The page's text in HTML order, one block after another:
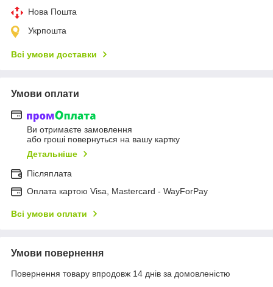
Нова Пошта
Укрпошта
Всі умови доставки
Умови оплати
Ви отримаєте замовлення
або гроші повернуться на вашу картку
Детальніше
Післяплата
Оплата картою Visa, Mastercard - WayForPay
Всі умови оплати
Умови повернення
Повернення товару впродовж 14 днів за домовленістю